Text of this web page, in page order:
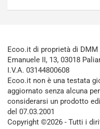
Ecoo.it di proprietà di DMM
Emanuele II, 13, 03018
I.V.A. 03144800608
Ecoo.it non è una testata
aggiornato senza alcuna
considerarsi un prodotto
del 07.03.2001
Copyright ©2026 - Tutti i